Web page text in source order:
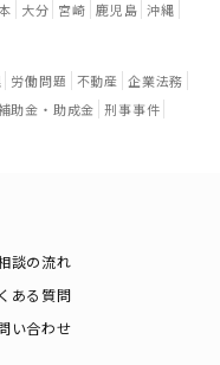
大分 宮崎 鹿児島 沖縄
労働問題 不動産 企業法務
助金・助成金 刑事事件
談の流れ
ある質問
い合わせ